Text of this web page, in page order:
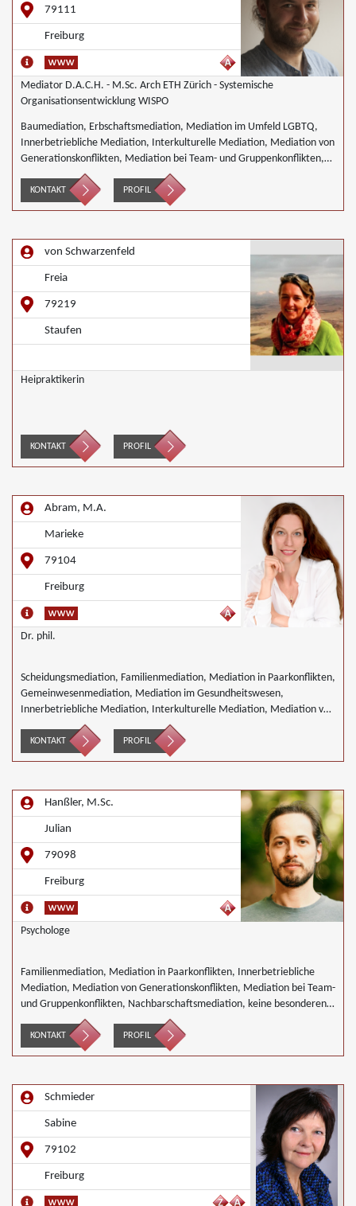
79111
Freiburg
Mediator D.A.C.H. - M.Sc. Arch ETH Zürich - Systemische
Organisationsentwicklung WISPO
Baumediation, Erbschaftsmediation, Mediation im Umfeld LGBTQ,
Innerbetriebliche Mediation, Interkulturelle Mediation, Mediation von
Generationskonflikten, Mediation bei Team- und Gruppenkonflikten,
Mediation von Unternehmensnachfolgen, Wirtschaftsmediation
KONTAKT PROFIL
von Schwarzenfeld
Freia
79219
Staufen
Heipraktikerin
KONTAKT PROFIL
Abram, M.A.
Marieke
79104
Freiburg
Dr. phil.
Scheidungsmediation, Familienmediation, Mediation in Paarkonflikten,
Gemeinwesenmediation, Mediation im Gesundheitswesen,
Innerbetriebliche Mediation, Interkulturelle Mediation, Mediation von
Generationskonflikten, Mediation bei Team- und Gruppenkonflikten,
Mediation von Unternehmensnachfolgen, Nachbarschaftsmediation,
Wirtschaftsmediation
KONTAKT PROFIL
Hanßler, M.Sc.
Julian
79098
Freiburg
Psychologe
Familienmediation, Mediation in Paarkonflikten, Innerbetriebliche
Mediation, Mediation von Generationskonflikten, Mediation bei Team-
und Gruppenkonflikten, Nachbarschaftsmediation, keine besonderen
Schwerpunkte
KONTAKT PROFIL
Schmieder
Sabine
79102
Freiburg